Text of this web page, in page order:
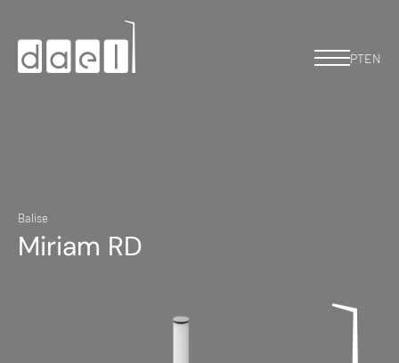
PTEN
Balise
Miriam RD